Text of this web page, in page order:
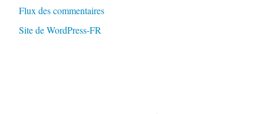
Flux des commentaires
Site de WordPress-FR